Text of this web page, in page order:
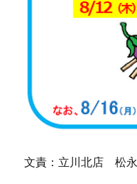
文責：立川北店 松永